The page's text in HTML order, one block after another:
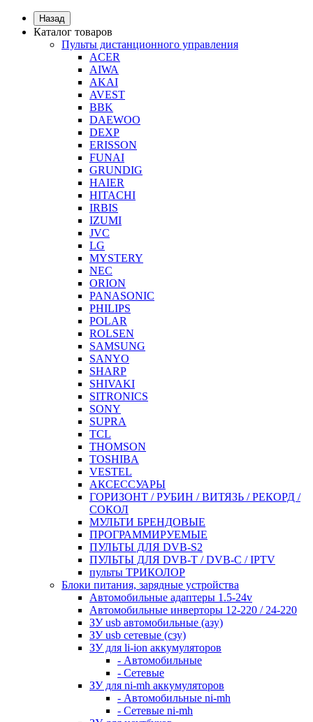
Назад
Каталог товаров
Пульты дистанционного управления
ACER
AIWA
AKAI
AVEST
BBK
DAEWOO
DEXP
ERISSON
FUNAI
GRUNDIG
HAIER
HITACHI
IRBIS
IZUMI
JVC
LG
MYSTERY
NEC
ORION
PANASONIC
PHILIPS
POLAR
ROLSEN
SAMSUNG
SANYO
SHARP
SHIVAKI
SITRONICS
SONY
SUPRA
TCL
THOMSON
TOSHIBA
VESTEL
АКСЕССУАРЫ
ГОРИЗОНТ / РУБИН / ВИТЯЗЬ / РЕКОРД /
СОКОЛ
МУЛЬТИ БРЕНДОВЫЕ
ПРОГРАММИРУЕМЫЕ
ПУЛЬТЫ ДЛЯ DVB-S2
ПУЛЬТЫ ДЛЯ DVB-T / DVB-C / IPTV
пульты ТРИКОЛОР
Блоки питания, зарядные устройства
Автомобильные адаптеры 1.5-24v
Автомобильные инверторы 12-220 / 24-220
ЗУ usb автомобильные (азу)
ЗУ usb сетевые (сзу)
ЗУ для li-ion аккумуляторов
- Автомобильные
- Сетевые
ЗУ для ni-mh аккумуляторов
- Автомобильные ni-mh
- Сетевые ni-mh